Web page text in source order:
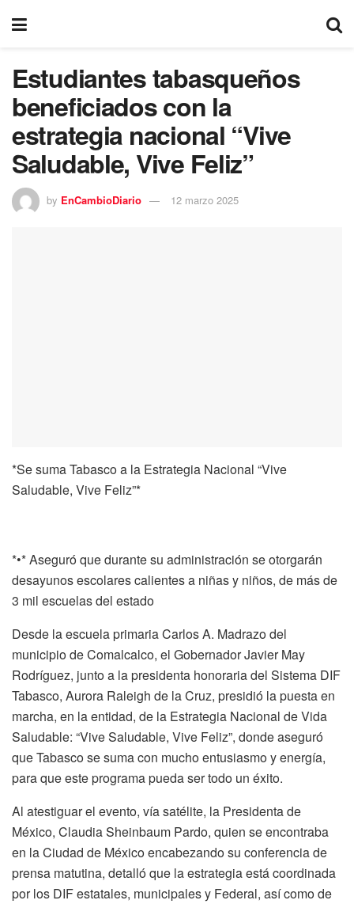
Estudiantes tabasqueños
beneficiados con la
estrategia nacional “Vive
Saludable, Vive Feliz”
by EnCambioDiario 12 marzo 2025
*Se suma Tabasco a la Estrategia Nacional “Vive
Saludable, Vive Feliz”*
*•* Aseguró que durante su administración se otorgarán
desayunos escolares calientes a niñas y niños, de más de
3 mil escuelas del estado
Desde la escuela primaria Carlos A. Madrazo del
municipio de Comalcalco, el Gobernador Javier May
Rodríguez, junto a la presidenta honoraria del Sistema DIF
Tabasco, Aurora Raleigh de la Cruz, presidió la puesta en
marcha, en la entidad, de la Estrategia Nacional de Vida
Saludable: “Vive Saludable, Vive Feliz”, donde aseguró
que Tabasco se suma con mucho entusiasmo y energía,
para que este programa pueda ser todo un éxito.
Al atestiguar el evento, vía satélite, la Presidenta de
México, Claudia Sheinbaum Pardo, quien se encontraba
en la Ciudad de México encabezando su conferencia de
prensa matutina, detalló que la estrategia está coordinada
por los DIF estatales, municipales y Federal, así como de